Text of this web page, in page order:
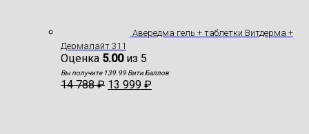
Авередма гель + таблетки Витдерма +
Дермалайт 311
Оценка 5.00из 5
Вы получите 139.99 Вити Баллов
14 788₽ 13 999 ₽